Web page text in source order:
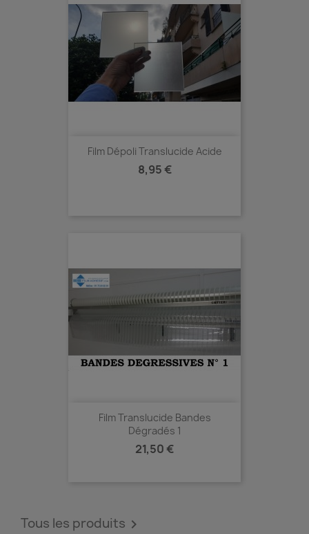
Film Dépoli Translucide Acide
Prix
8,95 €
Film Translucide Bandes
Dégradés 1
Prix
21,50 €
Tous les produits 